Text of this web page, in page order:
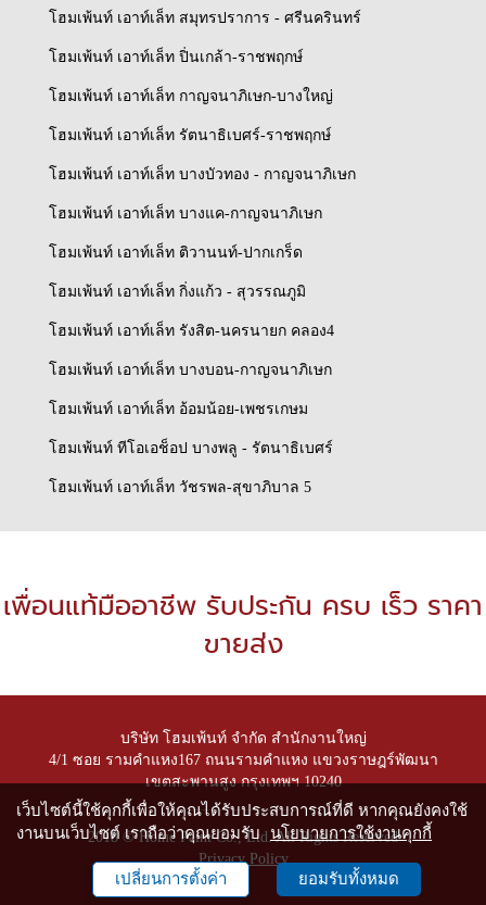
โฮมเพ้นท์ เอาท์เล็ท สมุทรปราการ - ศรีนครินทร์
โฮมเพ้นท์ เอาท์เล็ท ปิ่นเกล้า-ราชพฤกษ์
โฮมเพ้นท์ เอาท์เล็ท กาญจนาภิเษก-บางใหญ่
โฮมเพ้นท์ เอาท์เล็ท รัตนาธิเบศร์-ราชพฤกษ์
โฮมเพ้นท์ เอาท์เล็ท บางบัวทอง - กาญจนาภิเษก
โฮมเพ้นท์ เอาท์เล็ท บางแค-กาญจนาภิเษก
โฮมเพ้นท์ เอาท์เล็ท ติวานนท์-ปากเกร็ด
โฮมเพ้นท์ เอาท์เล็ท กิ่งแก้ว - สุวรรณภูมิ
โฮมเพ้นท์ เอาท์เล็ท รังสิต-นครนายก คลอง4
โฮมเพ้นท์ เอาท์เล็ท บางบอน-กาญจนาภิเษก
โฮมเพ้นท์ เอาท์เล็ท อ้อมน้อย-เพชรเกษม
โฮมเพ้นท์ ทีโอเอช็อป บางพลู - รัตนาธิเบศร์
โฮมเพ้นท์ เอาท์เล็ท วัชรพล-สุขาภิบาล 5
เพื่อนแท้มืออาชีพ รับประกัน ครบ เร็ว ราคา
ขายส่ง
บริษัท โฮมเพ้นท์ จำกัด สำนักงานใหญ่
4/1 ซอย รามคำแหง167 ถนนรามคำแหง แขวงราษฎร์พัฒนา
เขตสะพานสูง กรุงเทพฯ 10240
2018 © Home Paint Co., Ltd. All Rights Reserved
Privacy Policy
เว็บไซต์นี้ใช้คุกกี้เพื่อให้คุณได้รับประสบการณ์ที่ดี หากคุณยังคงใช้
งานบนเว็บไซต์ เราถือว่าคุณยอมรับ นโยบายการใช้งานคุกกี้
เปลี่ยนการตั้งค่า ยอมรับทั้งหมด